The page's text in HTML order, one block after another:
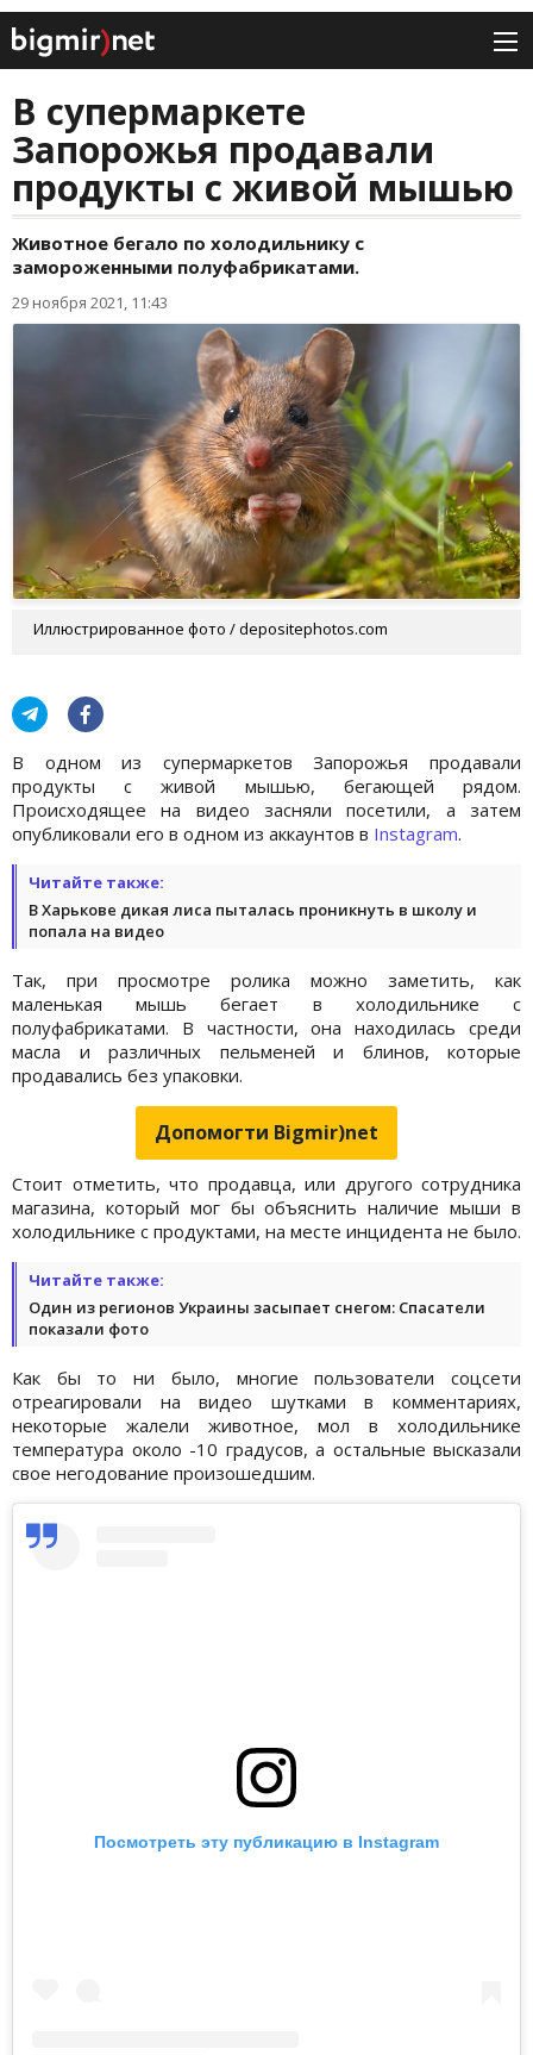
В супермаркете
Запорожья продавали
продукты с живой мышью
Животное бегало по холодильнику с
замороженными полуфабрикатами.
29 ноября 2021, 11:43
Иллюстрированное фото / depositephotos.com
В одном из супермаркетов Запорожья продавали
продукты с живой мышью, бегающей рядом.
Происходящее на видео засняли посетили, а затем
опубликовали его в одном из аккаунтов в Instagram.
Читайте также:
В Харькове дикая лиса пыталась проникнуть в школу и
попала на видео
Так, при просмотре ролика можно заметить, как
маленькая мышь бегает в холодильнике с
полуфабрикатами. В частности, она находилась среди
масла и различных пельменей и блинов, которые
продавались без упаковки.
Допомогти Bigmir)net
Стоит отметить, что продавца, или другого сотрудника
магазина, который мог бы объяснить наличие мыши в
холодильнике с продуктами, на месте инцидента не было.
Читайте также:
Один из регионов Украины засыпает снегом: Спасатели
показали фото
Как бы то ни было, многие пользователи соцсети
отреагировали на видео шутками в комментариях,
некоторые жалели животное, мол в холодильнике
температура около -10 градусов, а остальные высказали
свое негодование произошедшим.
Посмотреть эту публикацию в Instagram